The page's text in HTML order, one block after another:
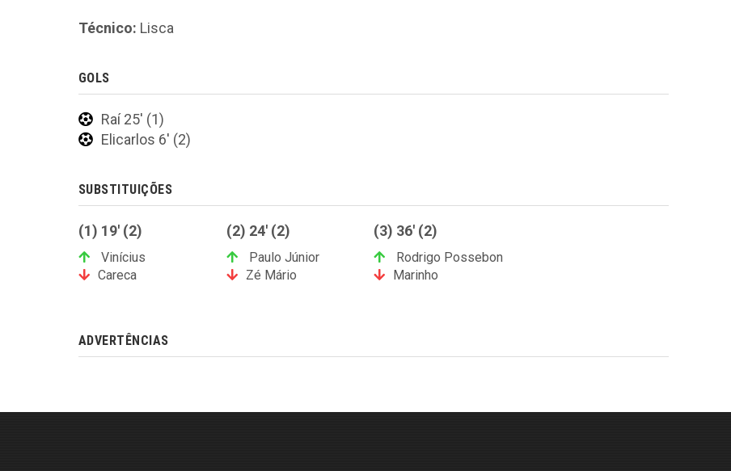
Técnico: Lisca
GOLS
Raí 25' (1)
Elicarlos 6' (2)
SUBSTITUIÇÕES
(1) 19' (2)
Vinícius
Careca
(2) 24' (2)
Paulo Júnior
Zé Mário
(3) 36' (2)
Rodrigo Possebon
Marinho
ADVERTÊNCIAS